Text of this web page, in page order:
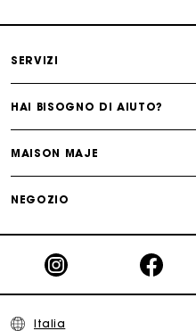
SERVIZI
HAI BISOGNO DI AIUTO?
MAISON MAJE
NEGOZIO
Italia